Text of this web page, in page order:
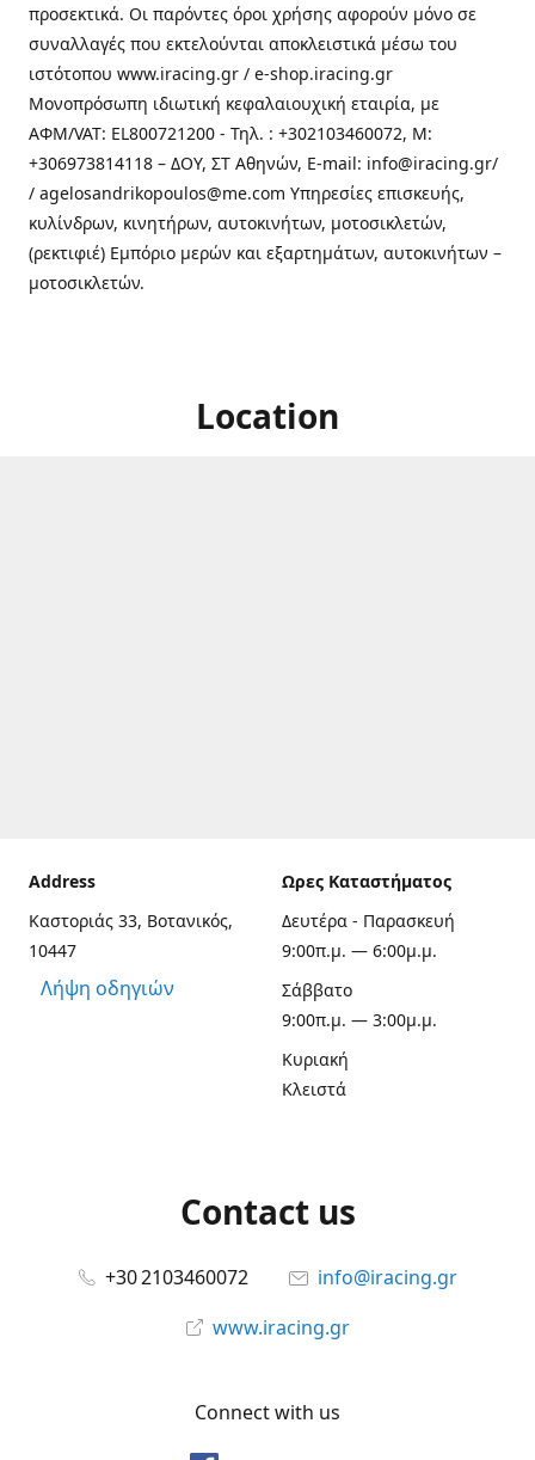
προσεκτικά. Οι παρόντες όροι χρήσης αφορούν μόνο σε
συναλλαγές που εκτελούνται αποκλειστικά μέσω του
ιστότοπου www.iracing.gr / e-shop.iracing.gr
Μονοπρόσωπη ιδιωτική κεφαλαιουχική εταιρία, με
ΑΦΜ/VAT: EL800721200 - Τηλ. : +302103460072, M:
+306973814118 – ΔΟΥ, ΣΤ Αθηνών, E-mail: info@iracing.gr/
/ agelosandrikopoulos@me.com Υπηρεσίες επισκευής,
κυλίνδρων, κινητήρων, αυτοκινήτων, μοτοσικλετών,
(ρεκτιφιέ) Εμπόριο μερών και εξαρτημάτων, αυτοκινήτων –
μοτοσικλετών.
Location
Address
Καστοριάς 33, Βοτανικός,
10447
Λήψη οδηγιών
Ωρες Καταστήματος
Δευτέρα - Παρασκευή
9:00π.μ. — 6:00μ.μ.
Σάββατο
9:00π.μ. — 3:00μ.μ.
Κυριακή
Κλειστά
Contact us
+30 2103460072
info@iracing.gr
www.iracing.gr
Connect with us